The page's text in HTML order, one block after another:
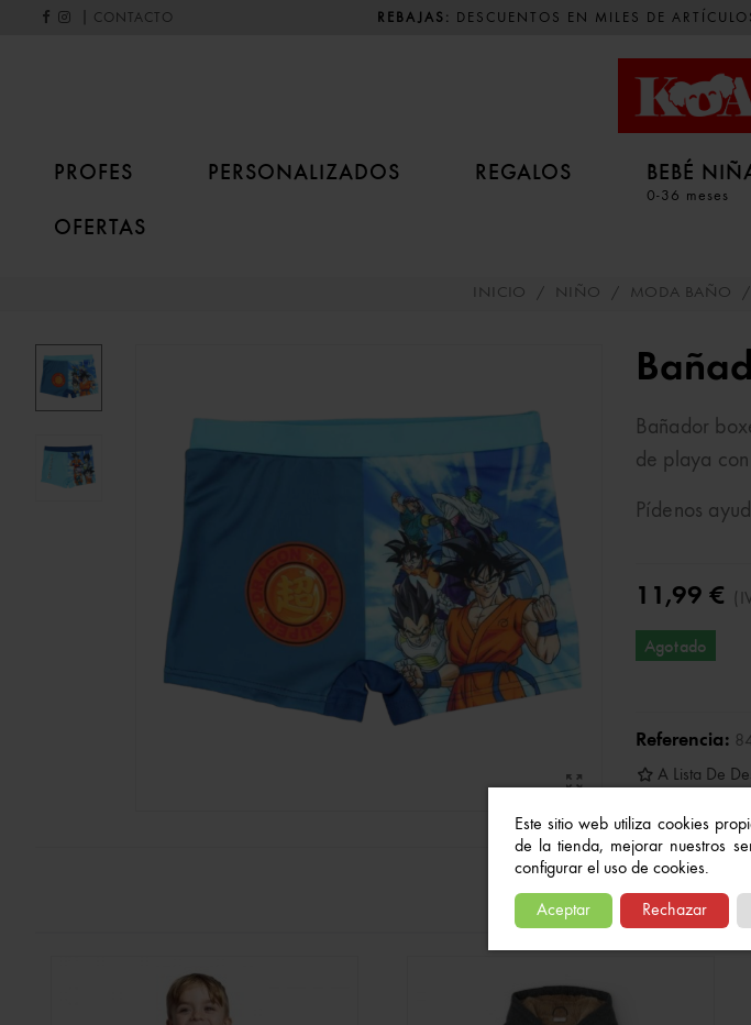
Este sitio web utiliza cookies
de la tienda, mejorar nuestros
configurar el uso de cookies.
Aceptar Rechazar
CONTACTO REBAJAS: DESCUENTOS EN MILES DE
PROFES PERSONALIZADOS REGALOS BEBÉ
0-36 meses
OFERTAS
INICIO / NIÑO / MODA BAÑO /
Bañador
de playa
Pídenos
11,99 €
Agotado
Referencia:
A Lista De
Quizás